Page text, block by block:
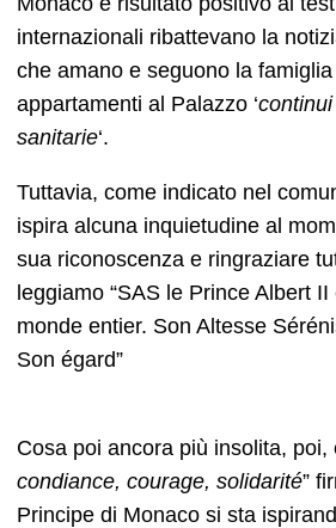
internazionali ribattevano la
che amano e seguono la
appartamenti al Palazzo ‘
sanitarie‘.
Tuttavia, come indicato nel
ispira alcuna inquietudine al
sua riconoscenza e ringraziare
leggiamo “SAS le Prince Albert
monde entier. Son Altesse
Son égard”
Cosa poi ancora più insolita,
condiance, courage, solidarité”
Principe di Monaco si sta